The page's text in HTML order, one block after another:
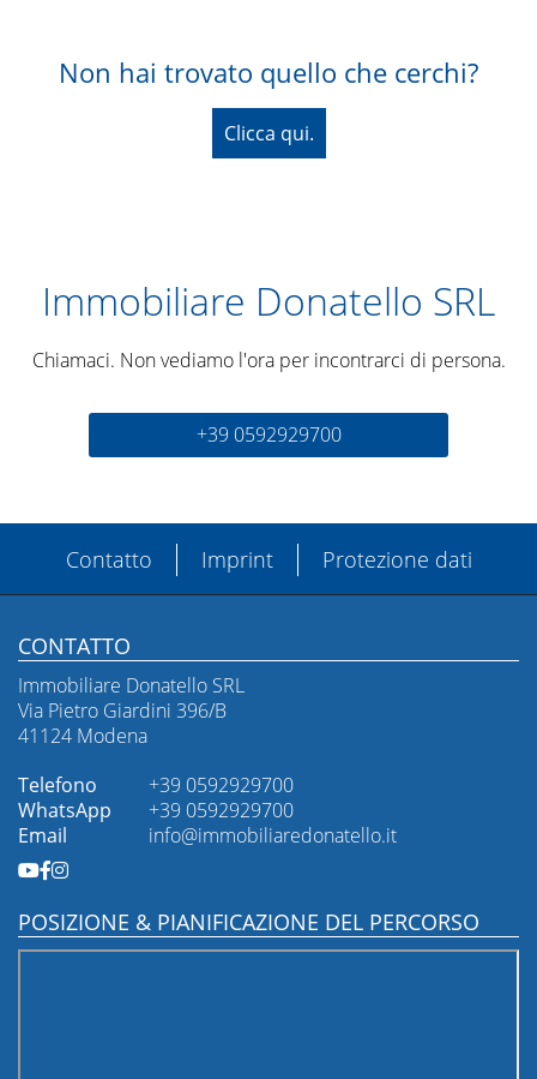
Non hai trovato quello che cerchi?
Clicca qui.
Immobiliare Donatello SRL
Chiamaci. Non vediamo l'ora per incontrarci di persona.
+39 0592929700
Contatto Imprint Protezione dati
CONTATTO
Immobiliare Donatello SRL
Via Pietro Giardini 396/B
41124 Modena
Telefono
+39 0592929700
WhatsApp
+39 0592929700
Email
info@immobiliaredonatello.it
POSIZIONE & PIANIFICAZIONE DEL PERCORSO